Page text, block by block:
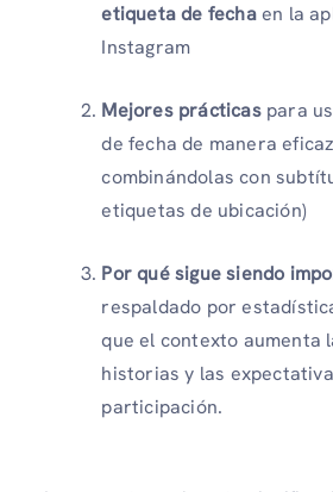
etiqueta de fechaen la
Instagram
Mejores prácticas para
de fecha de manera
combinándolas con
etiquetas de ubicación)
Por qué sigue siendo
respaldado por
que el contexto aumenta
historias y las
participación.